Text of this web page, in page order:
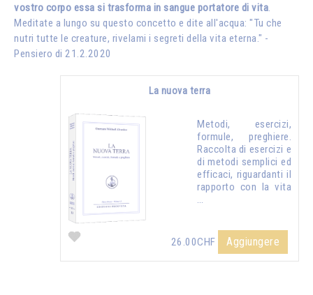
vostro corpo essa si trasforma in sangue portatore di vita.
Meditate a lungo su questo concetto e dite all'acqua: "Tu che
nutri tutte le creature, rivelami i segreti della vita eterna." -
Pensiero di 21.2.2020
La nuova terra
Metodi, esercizi,
formule, preghiere.
Raccolta di esercizi e
di metodi semplici ed
efficaci, riguardanti il
rapporto con la vita
…
26.00CHF Aggiungere